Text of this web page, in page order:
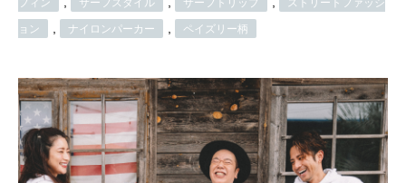
フィン サーフスタイル サーフトリップ ストリートファッシ
ョン , ナイロンパーカー , ペイズリー柄